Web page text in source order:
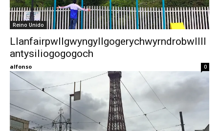
Reino Unido
Llanfairpwllgwyngyllgogerychwyrndrobwllll
antysiliogogogoch
alfonso 0